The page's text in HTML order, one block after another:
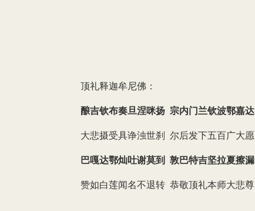
顶礼释迦牟尼佛：
酿吉钦布奏旦涅咪扬 宗内门兰钦波鄂嘉达
大悲摄受具诤浊世刹 尔后发下五百广大愿
巴嘎达鄂灿吐谢莫到 敦巴特吉坚拉夏擦漏
赞如白莲闻名不退转 恭敬顶礼本师大悲尊